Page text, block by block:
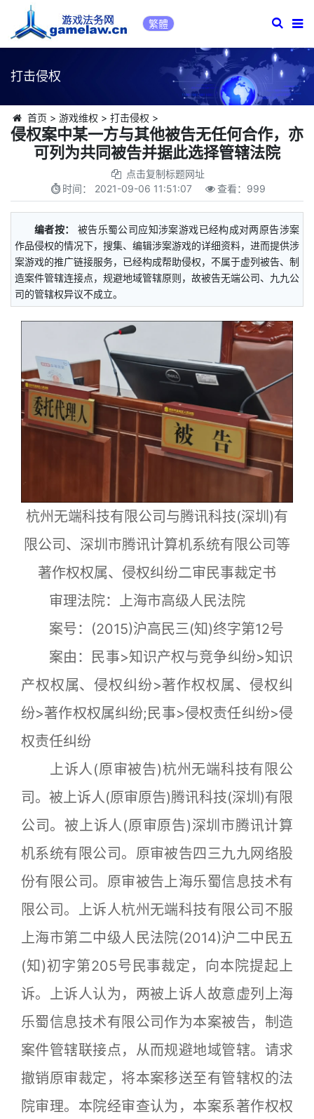
繁體
打击侵权
首页 > 游戏维权 > 打击侵权 >
侵权案中某一方与其他被告无任何合作，亦
可列为共同被告并据此选择管辖法院
点击复制标题网址
时间： 2021-09-06 11:51:07 查看： 999
编者按：
被告乐蜀公司应知涉案游戏已经构成对两原告涉案
作品侵权的情况下，搜集、编辑涉案游戏的详细资料，进而提供涉
案游戏的推广链接服务，已经构成帮助侵权，不属于虚列被告、制
造案件管辖连接点，规避地域管辖原则，故被告无端公司、九九公
司的管辖权异议不成立。
杭州无端科技有限公司与腾讯科技(深圳)有
限公司、深圳市腾讯计算机系统有限公司等
著作权权属、侵权纠纷二审民事裁定书
审理法院：上海市高级人民法院
案号：(2015)沪高民三(知)终字第12号
案由：民事>知识产权与竞争纠纷>知识
产权权属、侵权纠纷>著作权权属、侵权纠
纷>著作权权属纠纷;民事>侵权责任纠纷>侵
权责任纠纷
上诉人(原审被告)杭州无端科技有限公
司。被上诉人(原审原告)腾讯科技(深圳)有限
公司。被上诉人(原审原告)深圳市腾讯计算
机系统有限公司。原审被告四三九九网络股
份有限公司。原审被告上海乐蜀信息技术有
限公司。上诉人杭州无端科技有限公司不服
上海市第二中级人民法院(2014)沪二中民五
(知)初字第205号民事裁定，向本院提起上
诉。上诉人认为，两被上诉人故意虚列上海
乐蜀信息技术有限公司作为本案被告，制造
案件管辖联接点，从而规避地域管辖。请求
撤销原审裁定，将本案移送至有管辖权的法
院审理。本院经审查认为，本案系著作权权